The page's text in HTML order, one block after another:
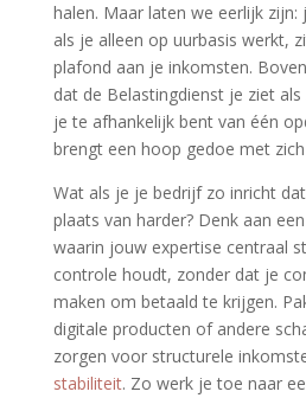
halen. Maar laten we eerlijk zijn:
als je alleen op uurbasis werkt,
plafond aan je inkomsten.
dat de Belastingdienst je ziet
je te afhankelijk bent van één
brengt een hoop gedoe met
Wat als je je bedrijf zo inricht
plaats van harder? Denk aan
waarin jouw expertise centraal
controle houdt, zonder dat je
maken om betaald te krijgen.
digitale producten of andere
zorgen voor structurele
stabiliteit. Zo werk je toe naar